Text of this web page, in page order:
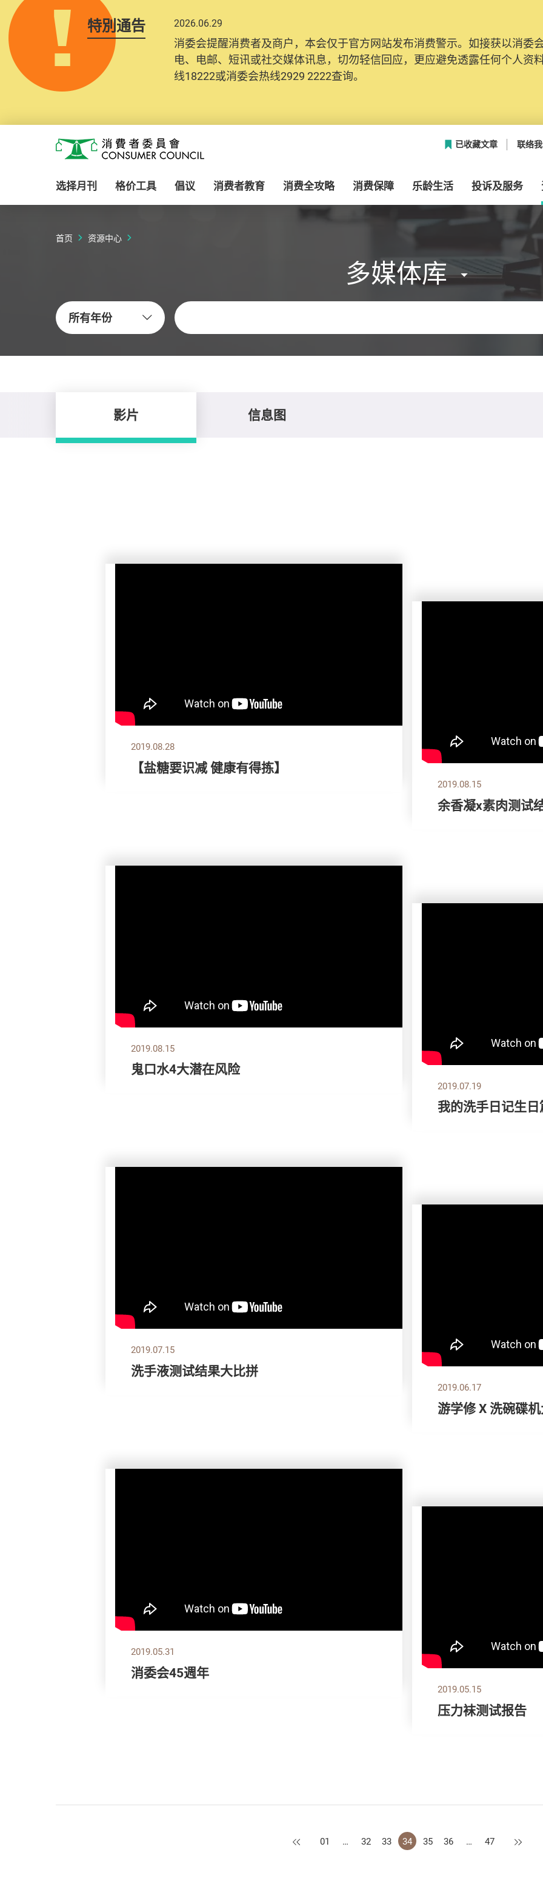
特別通告 2026.06.29
消委会提醒消费者及商户，本会仅于官方网站发布消费警示。如接获以消委
电、电邮、短讯或社交媒体讯息，切勿轻信回应，更应避免透露任何个人资
线18222或消委会热线2929 2222查询。
2025.10.31
为提升使用者体验及网络安全，本会的投诉处理系统已经进行升级及推出
消费者需要提供基本联络资料（包括姓名、电邮及电话）注册帐户，才可提
纪录将清晰整合于帐户中，方便日后作出跟进。
消费者委员会
已收藏文章 联络
选择月刊 格价工具 倡议 消费者教育 消费全攻略 消费保障 乐龄生活 投诉及服务
首页 资源中心
多媒体库
所有年份
关键字
影片 信息图
2019.08.28
【盐糖要识减 健康有得拣】
2019.08.15
余香凝x素肉测试
2019.08.15
鬼口水4大潜在风险
2019.07.19
我的洗手日记生日
2019.07.15
洗手液测试结果大比拼
2019.06.17
游学修 X 洗碗碟
2019.05.31
消委会45週年
2019.05.15
压力袜测试报告
上一页
01 … 32 33 34 35 36 … 47 下一页